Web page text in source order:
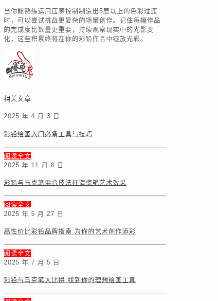
当你能熟练运用压感控制制造出5层以上的色彩过渡
时，可以尝试挑战更复杂的场景创作。记住每幅作品
的完成度比数量更重要，持续观察现实中的光影变
化，这些积累终将在你的彩铅作品中绽放光彩。
相关文章
2025 年 4 月 3 日
彩铅绘画入门必备工具与技巧
阅读全文
2025 年 11 月 8 日
彩铅与马克笔混合技法打造惊艳艺术效果
阅读全文
2025 年 5 月 27 日
高性价比彩铅品牌指南 为你的艺术创作添彩
阅读全文
2025 年 7 月 5 日
彩铅与马克笔大比拼 找到你的理想绘画工具